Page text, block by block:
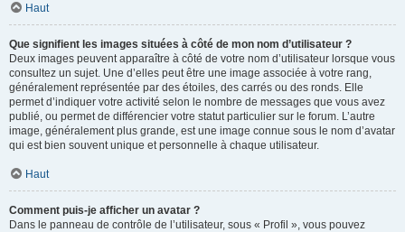
Haut
Que signifient les images situées à côté de mon nom d’utilisateur ?
Deux images peuvent apparaître à côté de votre nom d’utilisateur lorsque vous
consultez un sujet. Une d’elles peut être une image associée à votre rang,
généralement représentée par des étoiles, des carrés ou des ronds. Elle
permet d’indiquer votre activité selon le nombre de messages que vous avez
publié, ou permet de différencier votre statut particulier sur le forum. L’autre
image, généralement plus grande, est une image connue sous le nom d’avatar
qui est bien souvent unique et personnelle à chaque utilisateur.
Haut
Comment puis-je afficher un avatar ?
Dans le panneau de contrôle de l’utilisateur, sous « Profil », vous pouvez